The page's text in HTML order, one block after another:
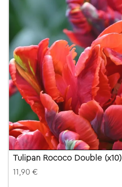
Tulipan Rococo Double (x10)
11,90 €